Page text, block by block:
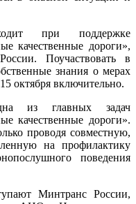
при поддержке
качественные дороги»,
Поучаствовать в
знания о мерах
октября включительно.
из главных задач
качественные дороги».
проводя совместную,
на профилактику
поведения
Минтранс России,